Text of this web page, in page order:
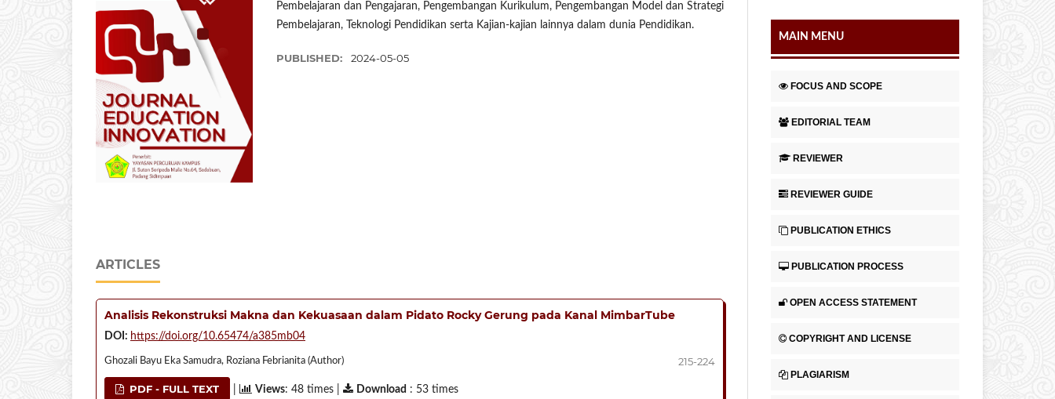
Pembelajaran dan Pengajaran, Pengembangan Kurikulum, Pengembangan Model dan Strategi
Pembelajaran, Teknologi Pendidikan serta Kajian-kajian lainnya dalam dunia Pendidikan.
PUBLISHED: 2024-05-05
ARTICLES
Analisis Rekonstruksi Makna dan Kekuasaan dalam Pidato Rocky Gerung pada Kanal MimbarTube
DOI: https://doi.org/10.65474/a385mb04
Ghozali Bayu Eka Samudra, Roziana Febrianita (Author) 215-224
PDF - FULL TEXT Views: 48 times | Download : 53 times
MAIN MENU
FOCUS AND SCOPE
EDITORIAL TEAM
REVIEWER
REVIEWER GUIDE
PUBLICATION ETHICS
PUBLICATION PROCESS
OPEN ACCESS STATEMENT
COPYRIGHT AND LICENSE
PLAGIARISM